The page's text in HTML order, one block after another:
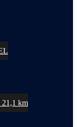
km